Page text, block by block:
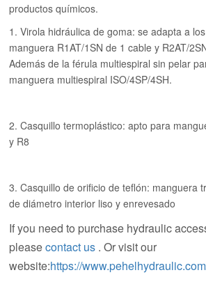
productos químicos.
1. Virola hidráulica de goma: se adapta a
manguera R1AT/1SN de 1 cable y R2AT/
Además de la férula multiespiral sin pelar
manguera multiespiral ISO/4SP/4SH.
2. Casquillo termoplástico: apto para
y R8
3. Casquillo de orificio de teflón: manguera
de diámetro interior liso y enrevesado
If you need to purchase hydraulic
pleasecontact us . Or visit our
website:https://